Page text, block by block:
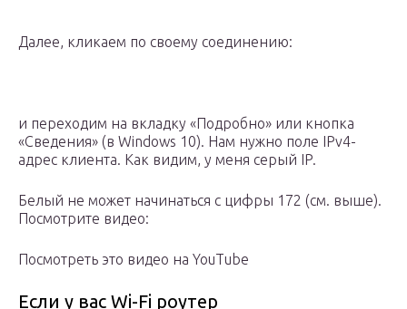
Далее, кликаем по своему соединению:
и переходим на вкладку «Подробно» или кнопка
«Сведения» (в Windows 10). Нам нужно поле IPv4-
адрес клиента. Как видим, у меня серый IP.
Белый не может начинаться с цифры 172 (см. выше).
Посмотрите видео:
Посмотреть это видео на YouTube
Если у вас Wi-Fi роутер